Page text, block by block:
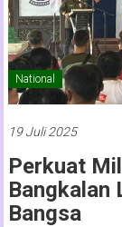
National
19 Juli 2025
Perkuat
Bangkalan
Bangsa